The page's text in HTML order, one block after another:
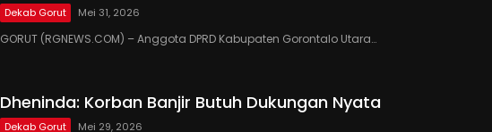
Dekab Gorut Mei 31, 2026
GORUT (RGNEWS.COM) – Anggota DPRD Kabupaten Gorontalo Utara…
Dheninda: Korban Banjir Butuh Dukungan Nyata
Dekab Gorut Mei 29, 2026